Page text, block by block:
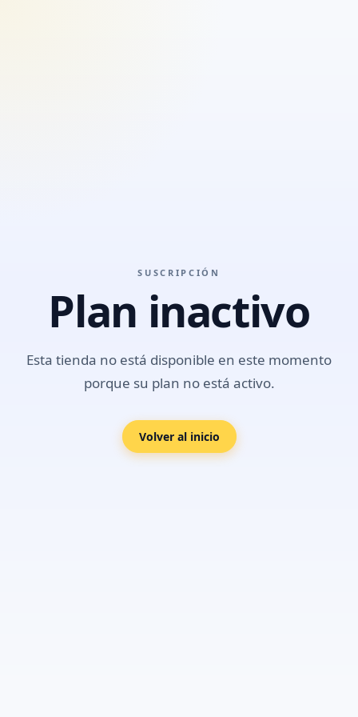
SUSCRIPCIÓN
Plan inactivo
Esta tienda no está disponible en este momento
porque su plan no está activo.
Volver al inicio